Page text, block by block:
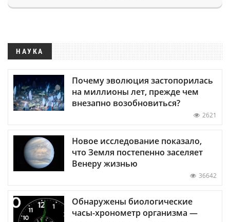
НАУКА
Почему эволюция застопорилась
на миллионы лет, прежде чем
внезапно возобновиться?
2621
Новое исследование показало,
что Земля постепенно заселяет
Венеру жизнью
36642
Обнаружены биологические
часы-хронометр организма —